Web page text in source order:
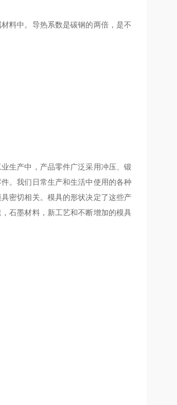
料中。导热系数是碳钢的两倍，是不
生产中，产品零件广泛采用冲压、锻
。我们日常生产和生活中使用的各种
密切相关。模具的形状决定了这些产
石墨材料，新工艺和不断增加的模具